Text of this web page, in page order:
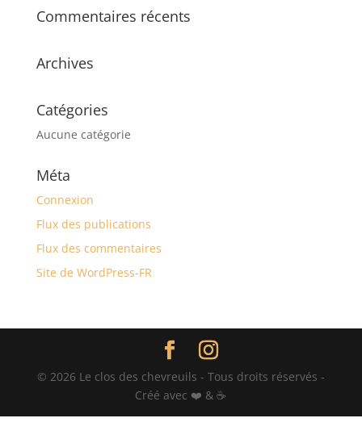
Commentaires récents
Archives
Catégories
Aucune catégorie
Méta
Connexion
Flux des publications
Flux des commentaires
Site de WordPress-FR
© 2026 Le clos des chevreuils - Tous droits réservés -
Créé avec ❤️ & ☕️